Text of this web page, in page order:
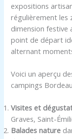
expositions
régulièrement les
dimension festive
point de départ
alternant
Voici un aperçu
campings
Visites et
Graves, Saint-
Balades nature